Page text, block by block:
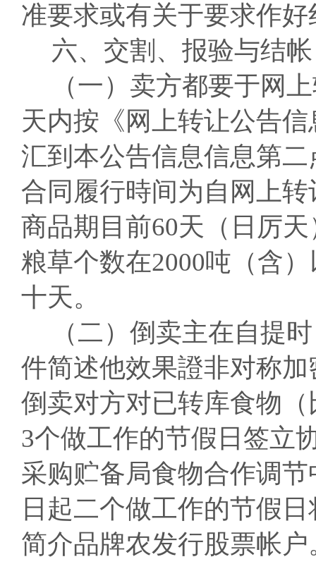
准要求或有关于要求作
六、交割、报验与结帐
（一）卖方都要于网
天内按《网上转让公告
汇到本公告信息信息第
合同履行時间为自网上
商品期目前60天（日厉
粮草个数在2000吨（含
十天。
（二）倒卖主在自提
件简述他效果證非对称
倒卖对方对已转库食物
3个做工作的节假日签立
采购贮备局食物合作调
日起二个做工作的节假
简介品牌农发行股票帐户